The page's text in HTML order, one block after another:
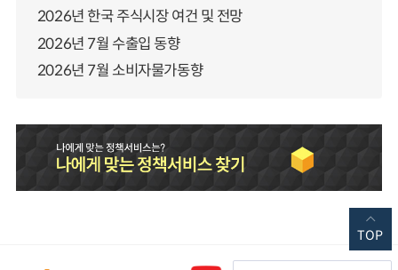
2026년 한국 주식시장 여건 및 전망
2026년 7월 수출입 동향
2026년 7월 소비자물가동향
TOP